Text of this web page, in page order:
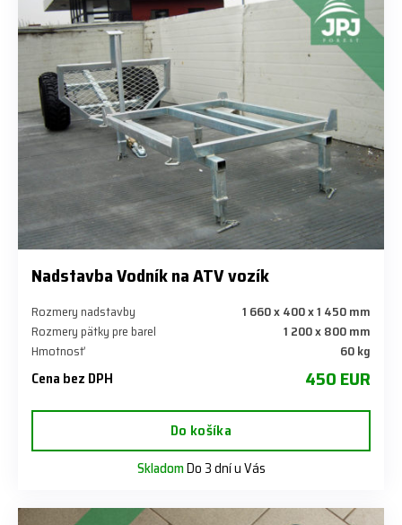
Nadstavba Vodník na ATV vozík
Rozmery nadstavby
1 660 x 400 x 1 450 mm
Rozmery pätky pre barel
1 200 x 800 mm
Hmotnosť
60 kg
Cena bez DPH 450 EUR
Do košíka
SkladomDo 3 dní u Vás